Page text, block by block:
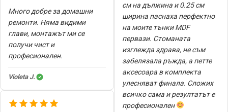
Много добре за домашни
ремонти. Няма видими
глави, монтажът ми се
получи чист и
професионален.
Violeta J.
см на дължина и 0.25 см
ширина паснаха перфектно
на моите тънки MDF
первази. Стоманата
изглежда здрава, не съм
забелязала ръжда, а петте
аксесоара в комплекта
улесняват финала. Сложих
всичко сама и резултатът е
професионален